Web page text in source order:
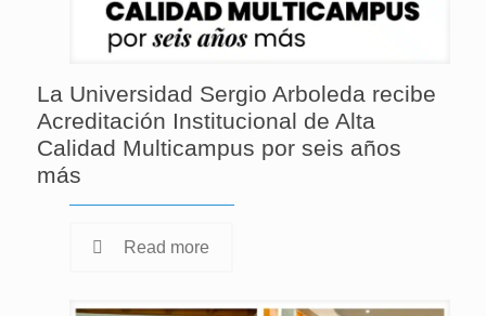
La Universidad Sergio Arboleda recibe
Acreditación Institucional de Alta
Calidad Multicampus por seis años
más
Read more